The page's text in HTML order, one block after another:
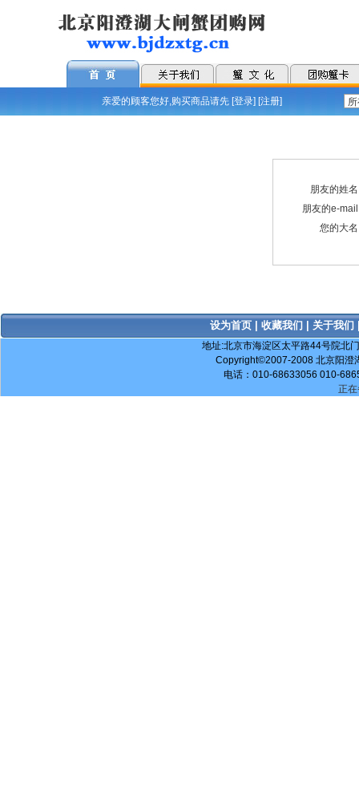
亲爱的顾客您好,购买商品请先 [登录] [注册]
朋友的姓
朋友的e-
您的大
设为首页 收藏我们 关于我们
地址:北京市海淀区太平路44号院北
Copyright©2007-2008 北京阳澄
电话：010-68633056 010-
正